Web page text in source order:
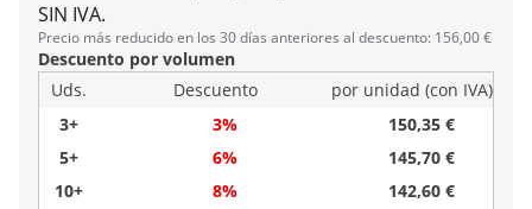
SIN IVA.
Precio más reducido en los 30 días anteriores al descuento: 156,00 €
Descuento por volumen
Uds.
Descuento
por unidad (con IVA)
3+
3%
150,35 €
5+
6%
145,70 €
10+
8% 142,60 €